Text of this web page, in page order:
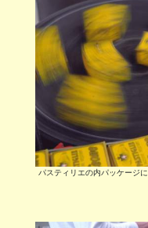
パスティリエの内パッケージ